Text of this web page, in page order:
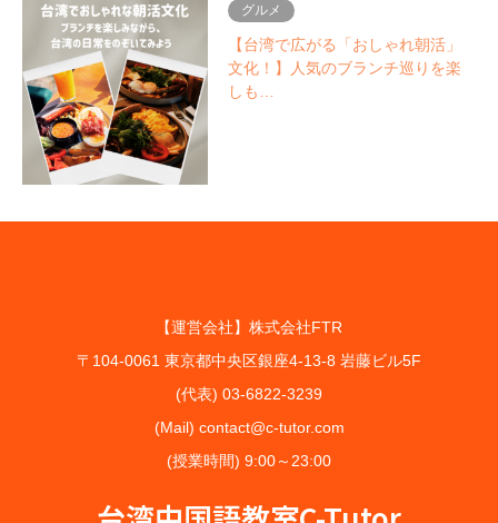
グルメ
【台湾で広がる「おしゃれ朝活」
文化！】人気のブランチ巡りを楽
しも…
【運営会社】株式会社FTR
〒104-0061 東京都中央区銀座4-13-8 岩藤ビル5F
(代表) 03-6822-3239
(Mail) contact@c-tutor.com
(授業時間) 9:00～23:00